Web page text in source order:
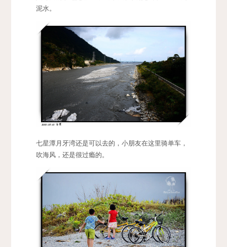
泥水。
七星潭月牙湾还是可以去的，小朋友在这里骑单车，
吹海风，还是很过瘾的。